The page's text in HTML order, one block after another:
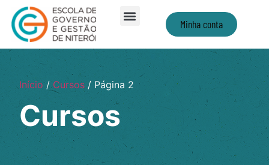
Minha conta
Início/Cursos/ Página 2
Cursos